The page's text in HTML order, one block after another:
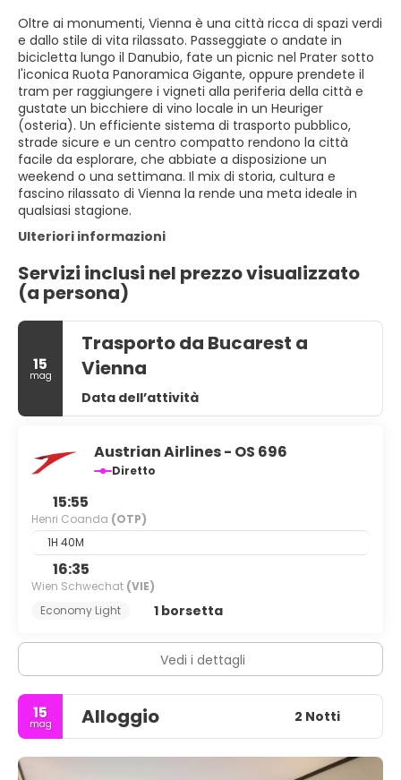
Oltre ai monumenti, Vienna è una città ricca di spazi verdi
e dallo stile di vita rilassato. Passeggiate o andate in
bicicletta lungo il Danubio, fate un picnic nel Prater sotto
l'iconica Ruota Panoramica Gigante, oppure prendete il
tram per raggiungere i vigneti alla periferia della città e
gustate un bicchiere di vino locale in un Heuriger
(osteria). Un efficiente sistema di trasporto pubblico,
strade sicure e un centro compatto rendono la città
facile da esplorare, che abbiate a disposizione un
weekend o una settimana. Il mix di storia, cultura e
fascino rilassato di Vienna la rende una meta ideale in
qualsiasi stagione.
Ulteriori informazioni
Servizi inclusi nel prezzo visualizzato
(a persona)
15
mag
Trasporto da Bucarest a
Vienna
Data dell’attività
Austrian Airlines - OS 696
Diretto
15:55
Henri Coanda (OTP)
1H 40M
16:35
Wien Schwechat (VIE)
Economy Light
1 borsetta
Vedi i dettagli
15
mag Alloggio 2 Notti